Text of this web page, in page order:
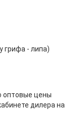
грифа - липа)
оптовые цены
дилера на